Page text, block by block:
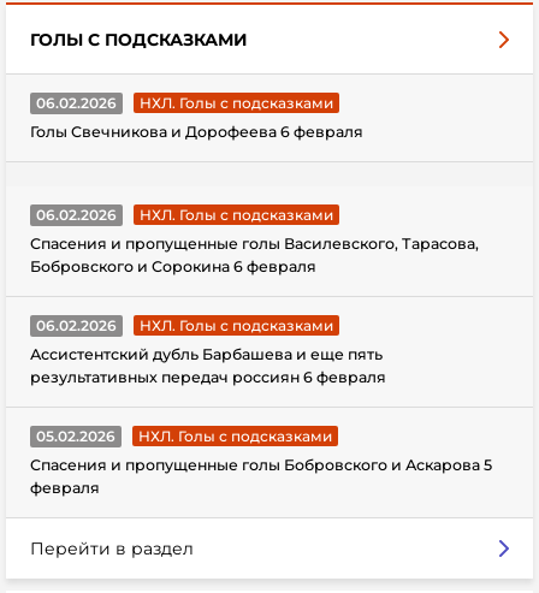
ГОЛЫ С ПОДСКАЗКАМИ
06.02.2026
НХЛ. Голы с подсказками
Голы Свечникова и Дорофеева 6 февраля
06.02.2026
НХЛ. Голы с подсказками
Спасения и пропущенные голы Василевского, Тарасова,
Бобровского и Сорокина 6 февраля
06.02.2026
НХЛ. Голы с подсказками
Ассистентский дубль Барбашева и еще пять
результативных передач россиян 6 февраля
05.02.2026
НХЛ. Голы с подсказками
Спасения и пропущенные голы Бобровского и Аскарова 5
февраля
Перейти в раздел